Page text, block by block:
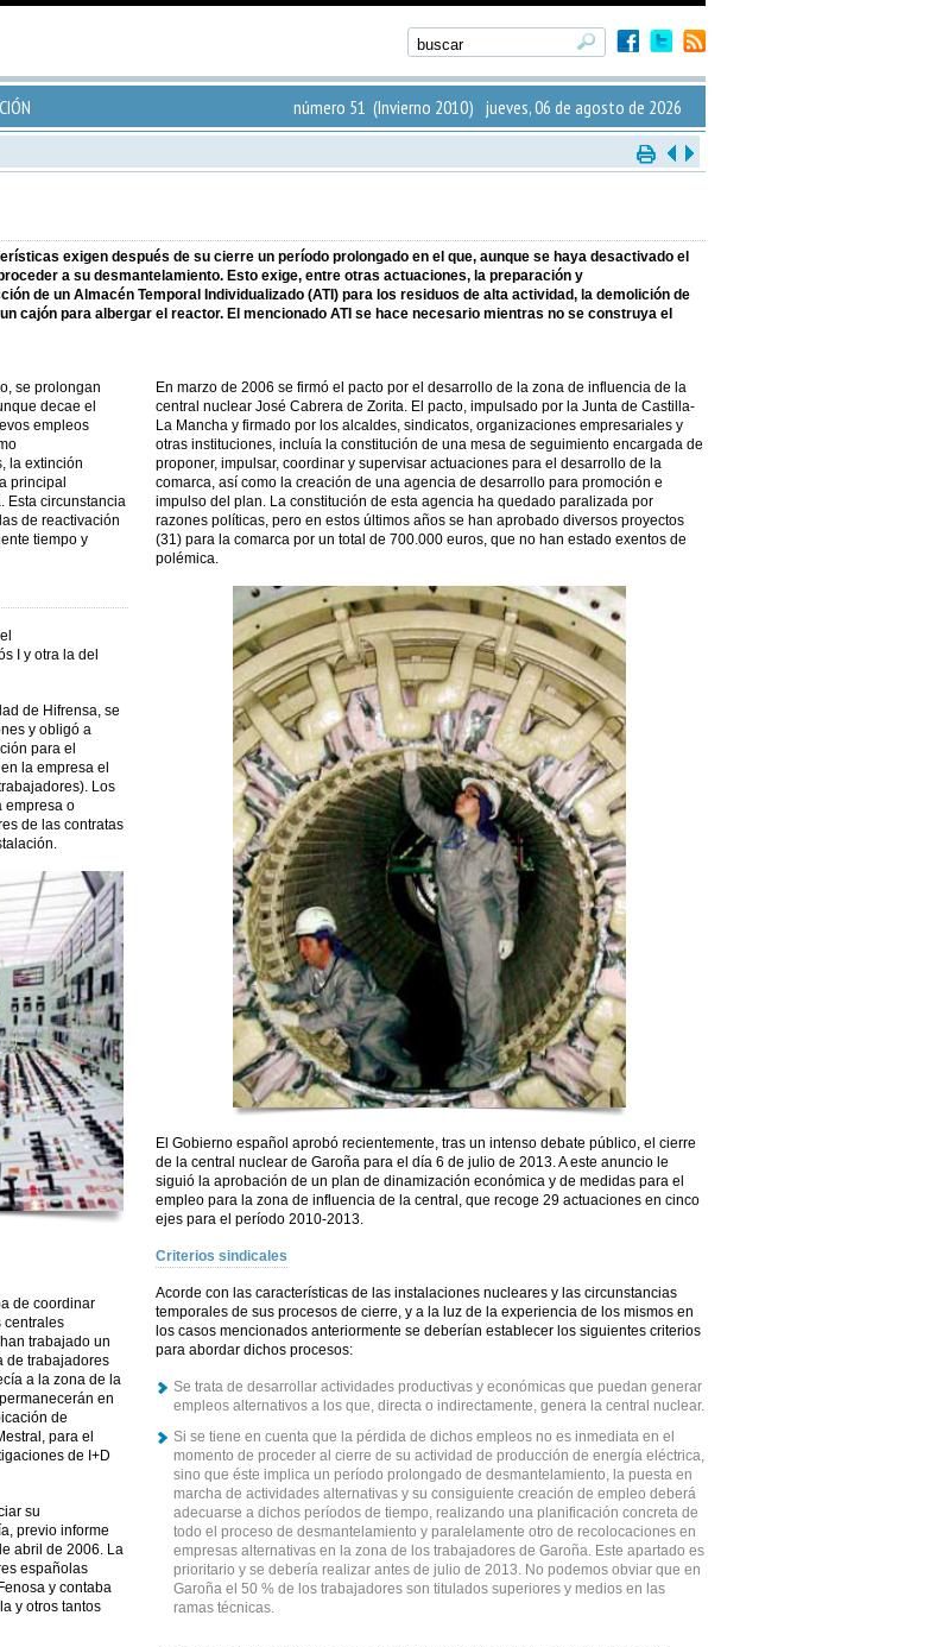
número 51 (Invierno 2010) jueves, 06 de agosto de 2026
exigen después de su cierre un período prolongado en el que, aunque se haya desactivado el
a su desmantelamiento. Esto exige, entre otras actuaciones, la preparación y
de un Almacén Temporal Individualizado (ATI) para los residuos de alta actividad, la demolición de
cajón para albergar el reactor. El mencionado ATI se hace necesario mientras no se construya el
se prolongan
decae el
empleos
la extinción
principal
Esta circunstancia
de reactivación
tiempo y
I y otra la del
de Hifrensa, se
y obligó a
para el
la empresa el
Los
empresa o
de las contratas
de coordinar
centrales
trabajado un
de trabajadores
a la zona de la
en
de
para el
de I+D
su
previo informe
abril de 2006. La
españolas
y contaba
y otros tantos
En marzo de 2006 se firmó el pacto por el desarrollo de la zona de influencia de la
central nuclear José Cabrera de Zorita. El pacto, impulsado por la Junta de Castilla-
La Mancha y firmado por los alcaldes, sindicatos, organizaciones empresariales y
otras instituciones, incluía la constitución de una mesa de seguimiento encargada de
proponer, impulsar, coordinar y supervisar actuaciones para el desarrollo de la
comarca, así como la creación de una agencia de desarrollo para promoción e
impulso del plan. La constitución de esta agencia ha quedado paralizada por
razones políticas, pero en estos últimos años se han aprobado diversos proyectos
(31) para la comarca por un total de 700.000 euros, que no han estado exentos de
polémica.
El Gobierno español aprobó recientemente, tras un intenso debate público, el cierre
de la central nuclear de Garoña para el día 6 de julio de 2013. A este anuncio le
siguió la aprobación de un plan de dinamización económica y de medidas para el
empleo para la zona de influencia de la central, que recoge 29 actuaciones en cinco
ejes para el período 2010-2013.
Criterios sindicales
Acorde con las características de las instalaciones nucleares y las circunstancias
temporales de sus procesos de cierre, y a la luz de la experiencia de los mismos en
los casos mencionados anteriormente se deberían establecer los siguientes criterios
para abordar dichos procesos:
Se trata de desarrollar actividades productivas y económicas que puedan generar
empleos alternativos a los que, directa o indirectamente, genera la central nuclear.
Si se tiene en cuenta que la pérdida de dichos empleos no es inmediata en el
momento de proceder al cierre de su actividad de producción de energía eléctrica,
sino que éste implica un período prolongado de desmantelamiento, la puesta en
marcha de actividades alternativas y su consiguiente creación de empleo deberá
adecuarse a dichos períodos de tiempo, realizando una planificación concreta de
todo el proceso de desmantelamiento y paralelamente otro de recolocaciones en
empresas alternativas en la zona de los trabajadores de Garoña. Este apartado es
prioritario y se debería realizar antes de julio de 2013. No podemos obviar que en
Garoña el 50 % de los trabajadores son titulados superiores y medios en las
ramas técnicas.